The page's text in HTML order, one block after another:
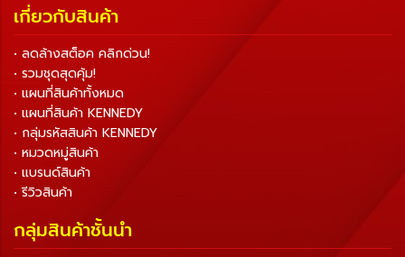
เกี่ยวกับสินค้า
• ลดล้างสต็อค คลิกด่วน!
• รวมชุดสุดคุ้ม!
• แผนที่สินค้าทั้งหมด
• แผนที่สินค้า KENNEDY
• กลุ่มรหัสสินค้า KENNEDY
• หมวดหมู่สินค้า
• แบรนด์สินค้า
• รีวิวสินค้า
กลุ่มสินค้าชั้นนำ